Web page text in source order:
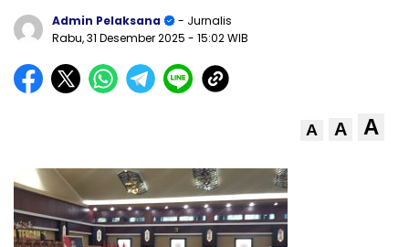
Admin Pelaksana
- Jurnalis
Rabu, 31 Desember 2025 - 15:02 WIB
A A A